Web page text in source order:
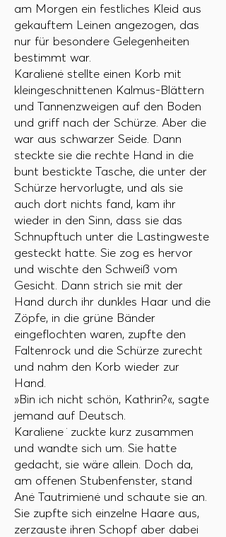
am Morgen ein festliches Kleid aus
gekauftem Leinen angezogen, das
nur für besondere Gelegenheiten
bestimmt war.
Karalienė stellte einen Korb mit
kleingeschnittenen Kalmus-Blättern
und Tannenzweigen auf den Boden
und griff nach der Schürze. Aber die
war aus schwarzer Seide. Dann
steckte sie die rechte Hand in die
bunt bestickte Tasche, die unter der
Schürze hervorlugte, und als sie
auch dort nichts fand, kam ihr
wieder in den Sinn, dass sie das
Schnupftuch unter die Lastingweste
gesteckt hatte. Sie zog es hervor
und wischte den Schweiß vom
Gesicht. Dann strich sie mit der
Hand durch ihr dunkles Haar und die
Zöpfe, in die grüne Bänder
eingeflochten waren, zupfte den
Faltenrock und die Schürze zurecht
und nahm den Korb wieder zur
Hand.
»Bin ich nicht schön, Kathrin?«, sagte
jemand auf Deutsch.
Karaliene ̇ zuckte kurz zusammen
und wandte sich um. Sie hatte
gedacht, sie wäre allein. Doch da,
am offenen Stubenfenster, stand
Anė Tautrimienė und schaute sie an.
Sie zupfte sich einzelne Haare aus,
zerzauste ihren Schopf aber dabei